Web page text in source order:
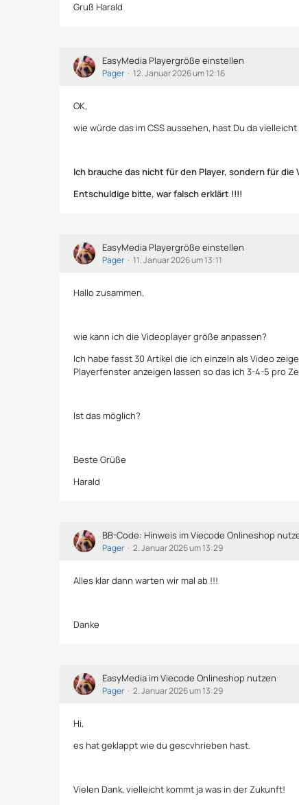
Gruß Harald
EasyMedia Playergröße einstellen
Pager 12. Januar 2026 um 12:16
OK,
wie würde das im CSS aussehen, hast Du da
Ich brauche das nicht für den Player, sondern für
Entschuldige bitte, war falsch erklärt !!!!
EasyMedia Playergröße einstellen
Pager 11. Januar 2026 um 13:11
Hallo zusammen,
wie kann ich die Videoplayer größe anpassen?
Ich habe fasst 30 Artikel die ich einzeln als Video
Playerfenster anzeigen lassen so das ich 3-4-5 pro
Ist das möglich?
Beste Grüße
Harald
BB-Code: Hinweis im Viecode Onlineshop
Pager 2. Januar 2026 um 13:29
Alles klar dann warten wir mal ab !!!
Danke
EasyMedia im Viecode Onlineshop nutzen
Pager 2. Januar 2026 um 13:29
Hi,
es hat geklappt wie du gescvhrieben hast.
Vielen Dank, vielleicht kommt ja was in der Zukunft!